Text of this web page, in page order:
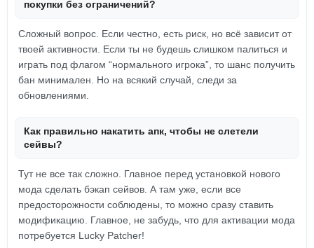
покупки без ограничений?
Сложный вопрос. Если честно, есть риск, но всё зависит от
твоей активности. Если ты не будешь слишком палиться и
играть под флагом “нормального игрока”, то шанс получить
бан минимален. Но на всякий случай, следи за
обновлениями.
Как правильно накатить апк, чтобы не слетели
сейвы?
Тут не все так сложно. Главное перед установкой нового
мода сделать бэкап сейвов. А там уже, если все
предосторожности соблюдены, то можно сразу ставить
модификацию. Главное, не забудь, что для активации мода
потребуется Lucky Patcher!